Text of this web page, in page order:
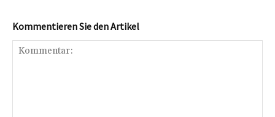
Kommentieren Sie den Artikel